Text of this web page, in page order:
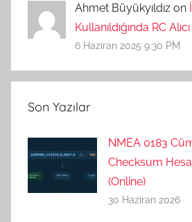
Ahmet Büyükyıldız on
Kullanıldığında RC
6 Haziran 2025 9:30 PM
Son Yazılar
NMEA 0183
Checksum
(Online)
30 Haziran 2026